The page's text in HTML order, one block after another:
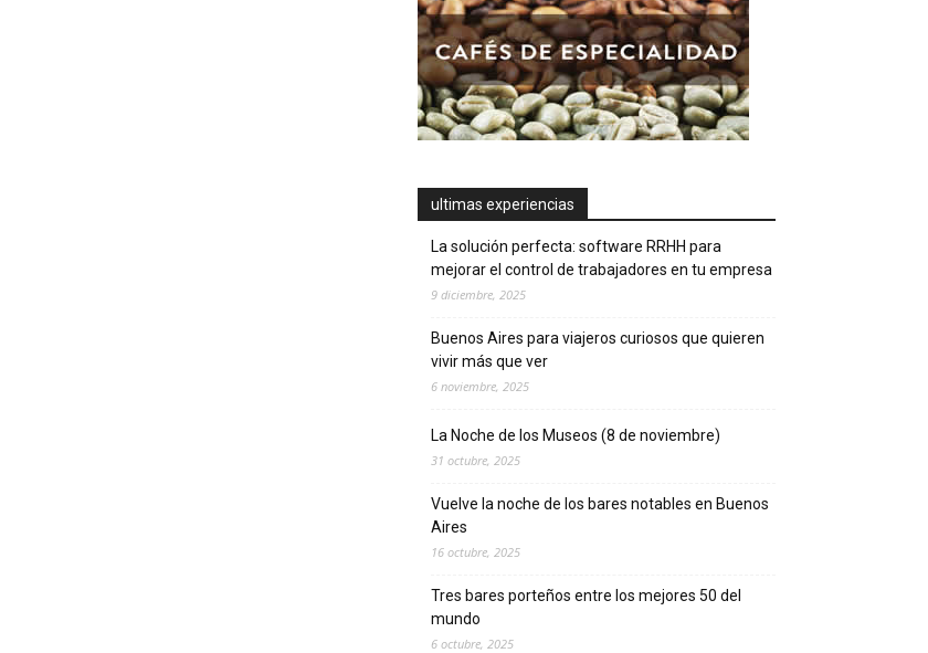
ultimas experiencias
La solución perfecta: software RRHH para
mejorar el control de trabajadores en tu empresa
9 diciembre, 2025
Buenos Aires para viajeros curiosos que quieren
vivir más que ver
6 noviembre, 2025
La Noche de los Museos (8 de noviembre)
31 octubre, 2025
Vuelve la noche de los bares notables en Buenos
Aires
16 octubre, 2025
Tres bares porteños entre los mejores 50 del
mundo
6 octubre, 2025